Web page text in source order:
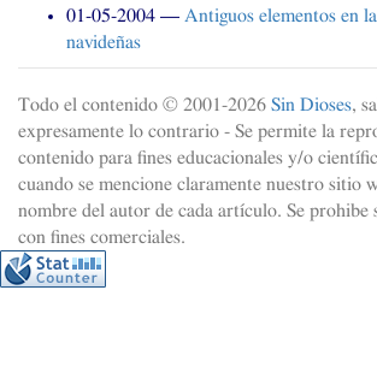
01-05-2004
Antiguos elementos en
navideñas
Todo el contenido © 2001-2026 Sin Dioses,
expresamente lo contrario - Se permite la
contenido para fines educacionales y/o
cuando se mencione claramente nuestro sitio
nombre del autor de cada artículo. Se prohibe
con fines comerciales.